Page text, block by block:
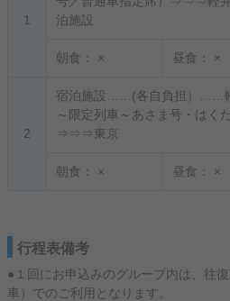
1
泊施設
朝食： × 昼食： ×
2
宿泊施設……(各自負担）……
～限定列車～あさま号・はく
⇒⇒⇒東京
朝食： × 昼食： ×
行程表備考
●１回にお申込みのグループ内は、往
車）でのご利用となります。